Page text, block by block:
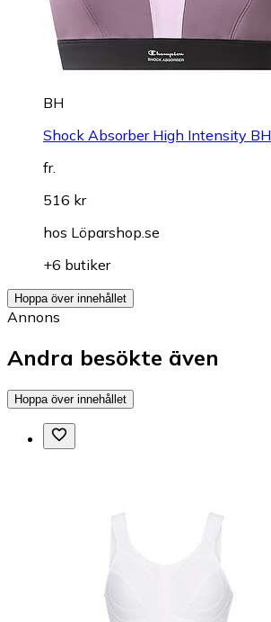
BH
Shock Absorber High Intensity BH
fr.
516 kr
hos Löparshop.se
+6 butiker
Hoppa över innehållet
Annons
Andra besökte även
Hoppa över innehållet